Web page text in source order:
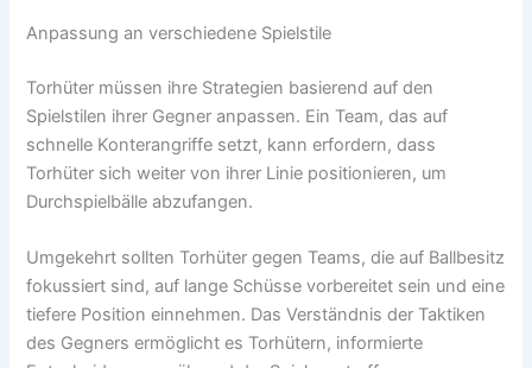
Anpassung an verschiedene Spielstile
Torhüter müssen ihre Strategien basierend auf den
Spielstilen ihrer Gegner anpassen. Ein Team, das auf
schnelle Konterangriffe setzt, kann erfordern, dass
Torhüter sich weiter von ihrer Linie positionieren, um
Durchspielbälle abzufangen.
Umgekehrt sollten Torhüter gegen Teams, die auf Ballbesitz
fokussiert sind, auf lange Schüsse vorbereitet sein und eine
tiefere Position einnehmen. Das Verständnis der Taktiken
des Gegners ermöglicht es Torhütern, informierte